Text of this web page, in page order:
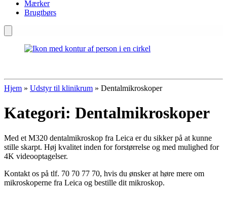
Mærker
Brugtbørs
Hjem » Udstyr til klinikrum » Dentalmikroskoper
Kategori: Dentalmikroskoper
Med et M320 dentalmikroskop fra Leica er du sikker på at kunne
stille skarpt. Høj kvalitet inden for forstørrelse og med mulighed for
4K videooptagelser.
Kontakt os på tlf. 70 70 77 70, hvis du ønsker at høre mere om
mikroskoperne fra Leica og bestille dit mikroskop.